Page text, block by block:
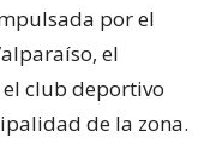
por el
el
club deportivo
de la zona.